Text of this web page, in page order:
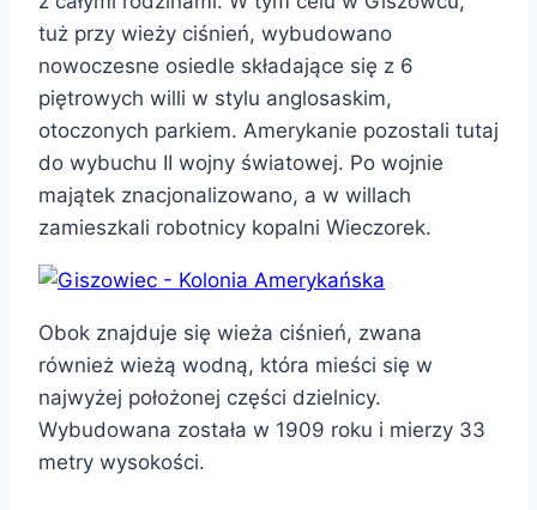
tuż przy wieży ciśnień, wybudowano
nowoczesne osiedle składające się z 6
piętrowych willi w stylu anglosaskim,
otoczonych parkiem. Amerykanie pozostali tutaj
do wybuchu II wojny światowej. Po wojnie
majątek znacjonalizowano, a w willach
zamieszkali robotnicy kopalni Wieczorek.
Obok znajduje się wieża ciśnień, zwana
również wieżą wodną, która mieści się w
najwyżej położonej części dzielnicy.
Wybudowana została w 1909 roku i mierzy 33
metry wysokości.